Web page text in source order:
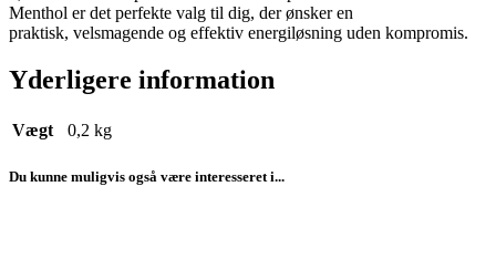
Menthol er det perfekte valg til dig, der ønsker en
praktisk, velsmagende og effektiv energiløsning uden kompromis.
Yderligere information
Vægt 0,2 kg
Du kunne muligvis også være interesseret i...